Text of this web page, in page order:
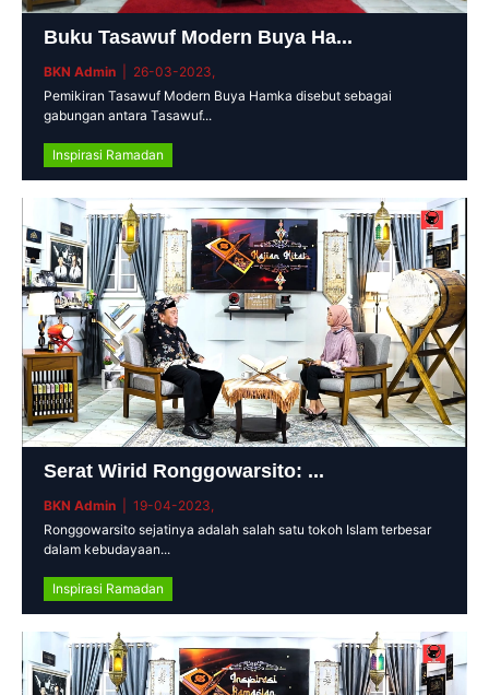
Buku Tasawuf Modern Buya Ha...
BKN Admin | 26-03-2023,
Pemikiran Tasawuf Modern Buya Hamka disebut sebagai
gabungan antara Tasawuf...
Inspirasi Ramadan
Serat Wirid Ronggowarsito: ...
BKN Admin | 19-04-2023,
Ronggowarsito sejatinya adalah salah satu tokoh Islam terbesar
dalam kebudayaan...
Inspirasi Ramadan